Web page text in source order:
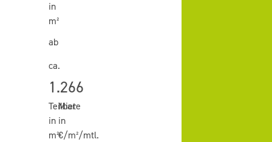
in
m²
ab
ca.
1.266
Teilbar
in
m²
Miete
in
€/m²/mtl.